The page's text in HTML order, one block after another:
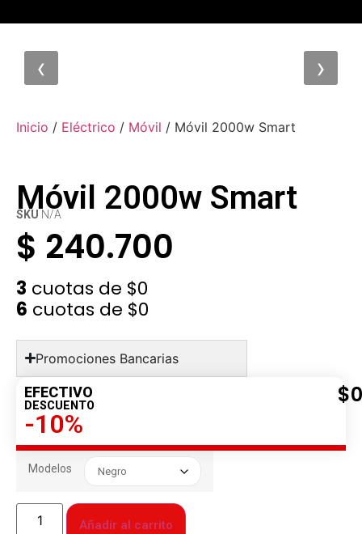
‹ ›
Inicio / Eléctrico / Móvil / Móvil 2000w Smart
Móvil 2000w Smart
SKU N/A
$ 240.700
3 cuotas de $0
6 cuotas de $0
Promociones Bancarias
EFECTIVO
DESCUENTO
-10%
$0
Modelos
Añadir al carrito